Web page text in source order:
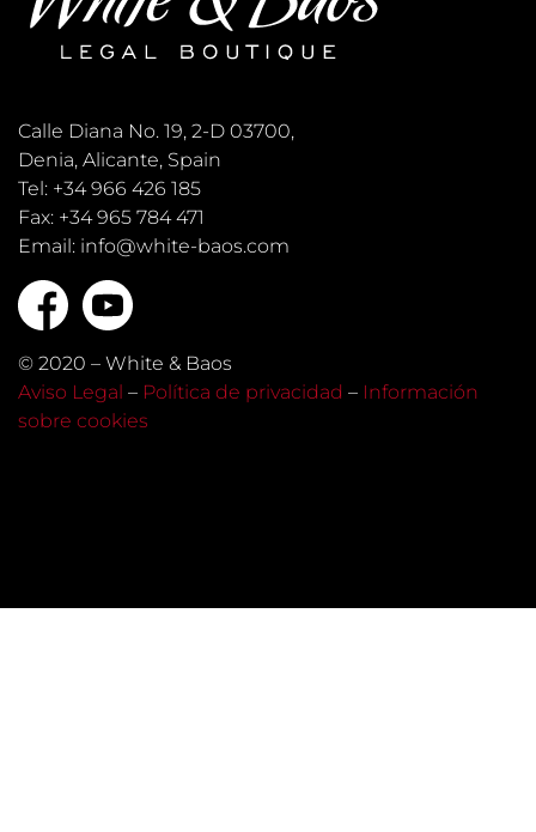
Calle Diana No. 19, 2-D 03700,
Denia, Alicante, Spain
Tel: +34 966 426 185
Fax: +34 965 784 471
Email: info@white-baos.com
© 2020 – White & Baos
Aviso Legal – Política de privacidad – Información
sobre cookies